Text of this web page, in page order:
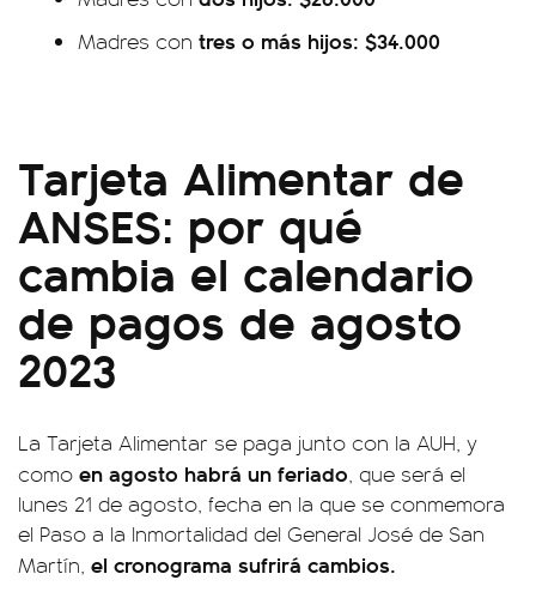
Madres con tres o más hijos: $34.000
Tarjeta Alimentar de
ANSES: por qué
cambia el calendario
de pagos de agosto
2023
La Tarjeta Alimentar se paga junto con la AUH, y
como en agosto habrá un feriado, que será el
lunes 21 de agosto, fecha en la que se conmemora
el Paso a la Inmortalidad del General José de San
Martín, el cronograma sufrirá cambios.